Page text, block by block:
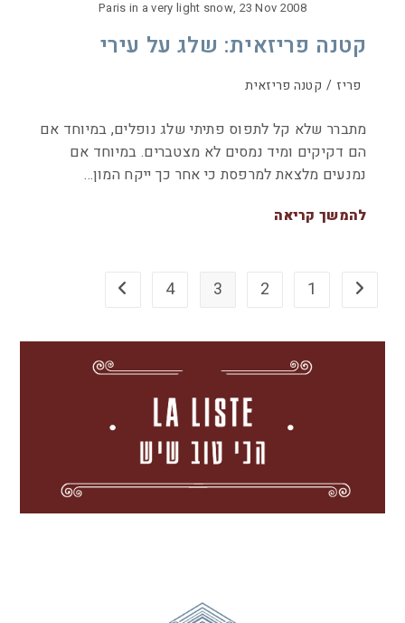
Paris in a very light snow, 23 Nov 2008
קטנה פריזאית: שלג על עירי
פריז / קטנה פריזאית
מתברר שלא קל לתפוס פתיתי שלג נופלים, במיוחד אם
הם דקיקים ומיד נמסים לא מצטברים. במיוחד אם
נמנעים מלצאת למרפסת כי אחר כך ייקח המון…
להמשך קריאה
1
2
3
4